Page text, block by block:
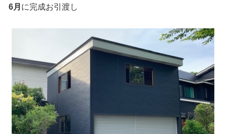
6月 に完成お引渡し